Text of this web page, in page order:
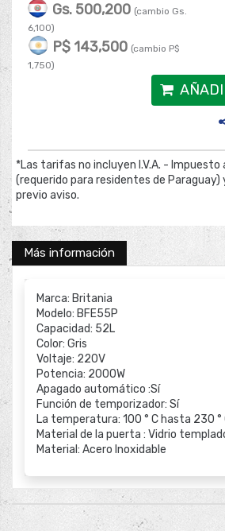
Gs. 500,200 (cambio Gs.
6,100)
P$ 143,500 (cambio P$
1,750)
*Las tarifas no incluyen I.V.A. - Impuesto
(requerido para residentes de Paraguay)
previo aviso.
Más información
Marca: Britania
Modelo: BFE55P
Capacidad: 52L
Color: Gris
Voltaje: 220V
Potencia: 2000W
Apagado automático :Sí
Función de temporizador: Sí
La temperatura: 100 ° C hasta 230 °
Material de la puerta : Vidrio
Material: Acero Inoxidable